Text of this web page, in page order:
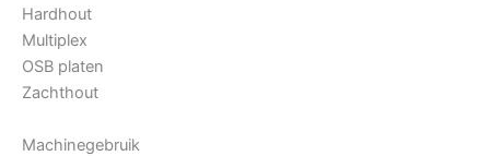
Hardhout
Multiplex
OSB platen
Zachthout
Machinegebruik